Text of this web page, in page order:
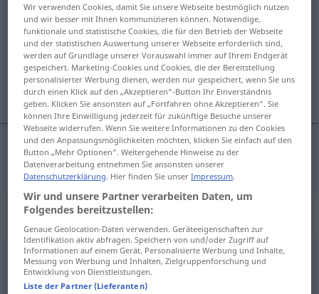
unleugbar
Übersicht aller Übersetzungen
(Für mehr Details die Übersetzung anklicken/antippen)
unægtelig, ubestridelig
unægtelig,ubestridelig unleugbar
Synonyme für "unleugbar"
unanfechtbar,unangreifbar,unzweifelhaft,
unwiderlegbar,unbestreitbar
Wir verwenden Cookies, damit Sie unsere Webseite bestmöglich nutzen
und wir besser mit Ihnen kommunizieren können. Notwendige,
funktionale und statistische Cookies, die für den Betrieb der Webseite
und der statistischen Auswertung unserer Webseite erforderlich sind,
werden auf Grundlage unserer Vorauswahl immer auf Ihrem Endgerät
gespeichert. Marketing-Cookies und Cookies, die der Bereitstellung
personalisierter Werbung dienen, werden nur gespeichert, wenn Sie uns
durch einen Klick auf den „Akzeptieren“-Button Ihr Einverständnis
geben. Klicken Sie ansonsten auf „Fortfahren ohne Akzeptieren“. Sie
können Ihre Einwilligung jederzeit für zukünftige Besuche unserer
Webseite widerrufen. Wenn Sie weitere Informationen zu den Cookies
und den Anpassungsmöglichkeiten möchten, klicken Sie einfach auf den
Button „Mehr Optionen“. Weitergehende Hinweise zu der
Datenverarbeitung entnehmen Sie ansonsten unserer
Datenschutzerklärung. Hier finden Sie unserImpressum.
Wir und unsere Partner verarbeiten Daten, um
Folgendes bereitzustellen:
Genaue Geolocation-Daten verwenden. Geräteeigenschaften zur
Identifikation aktiv abfragen. Speichern von und/oder Zugriff auf
Informationen auf einem Gerät. Personalisierte Werbung und Inhalte,
Messung von Werbung und Inhalten, Zielgruppenforschung und
Entwicklung von Dienstleistungen.
Liste der Partner (Lieferanten)